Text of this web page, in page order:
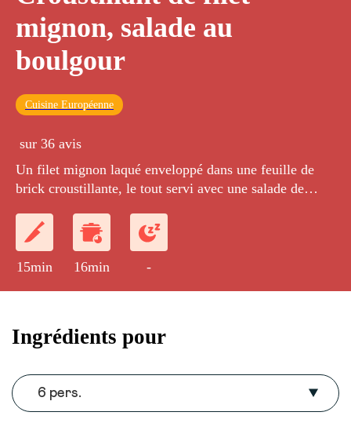
mignon, salade au
boulgour
Cuisine Européenne
sur 36 avis
Un filet mignon laqué enveloppé dans une feuille de
brick croustillante, le tout servi avec une salade de
15min 16min -
Ingrédients pour
6 pers.